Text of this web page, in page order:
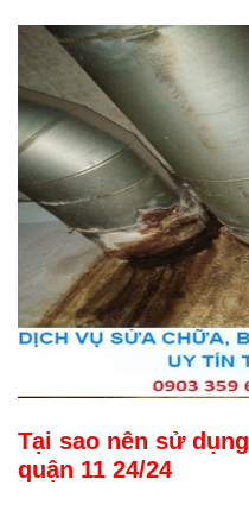
Tại sao nên sử dụng
quận 11 24/24